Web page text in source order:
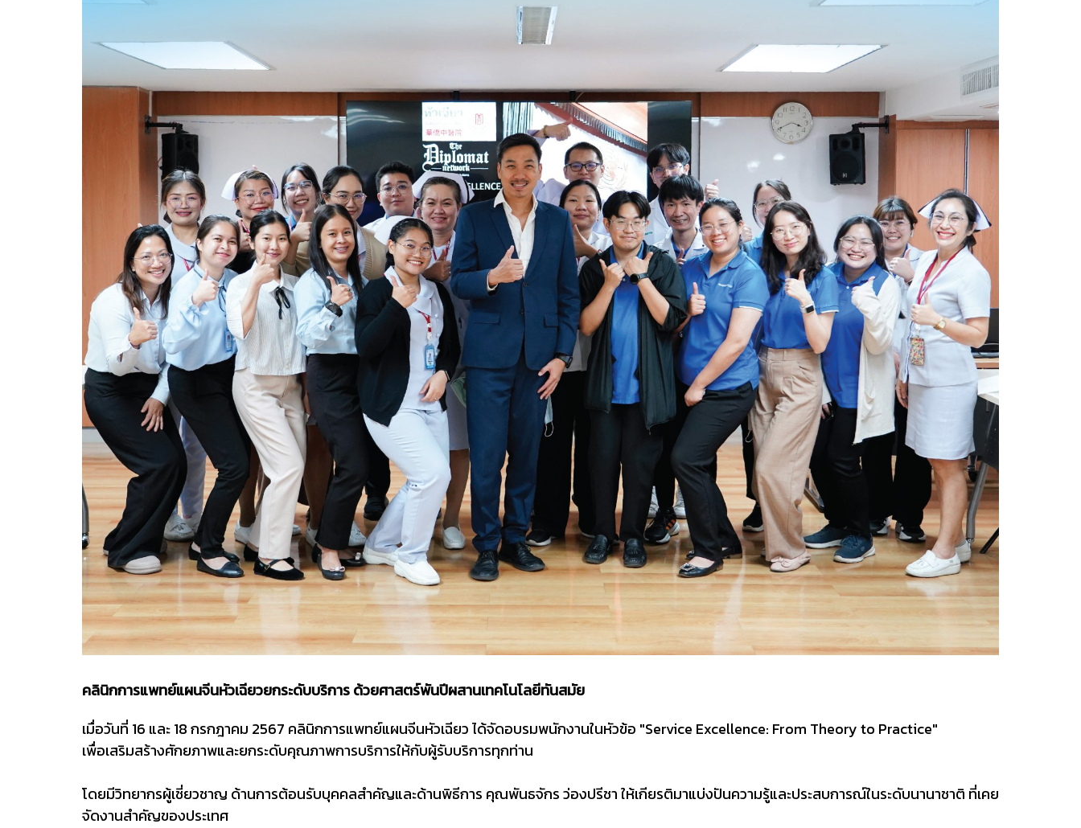
คลินิกการแพทย์แผนจีนหัวเฉียวยกระดับบริการด้วยศาสตร์พันปีผสานเทคโนโลยีทันสมัย
เมื่อวันที่ 16 และ 18 กรกฎาคม 2567 คลินิกการแพทย์แผนจีนหัวเฉียวได้จัดอบรมพนักงานในหัวข้อ "Service Excellence: From Theory to Practice"
เพื่อเสริมสร้างศักยภาพและยกระดับคุณภาพการบริการให้กับผู้รับบริการทุกท่าน
โดยมีวิทยากรผู้เชี่ยวชาญ ด้านการต้อนรับบุคคลสำคัญและด้านพิธีการ คุณพันธจักร ว่องปรีชา ให้เกียรติมาแบ่งปันความรู้และประสบการณ์ในระดับนานาชาติ ที่เคย
จัดงานสำคัญของประเทศ